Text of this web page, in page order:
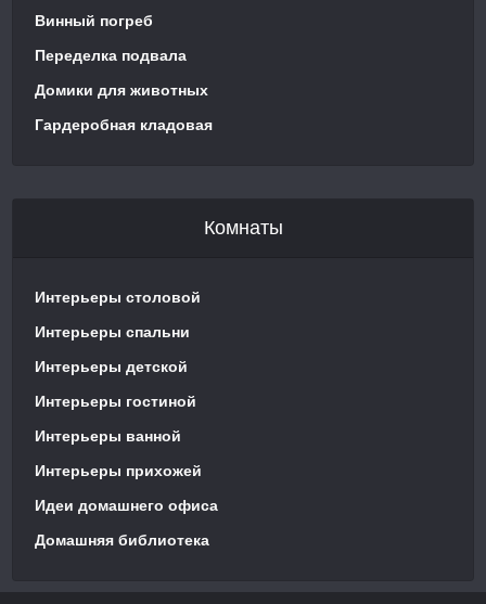
Винный погреб
Переделка подвала
Домики для животных
Гардеробная кладовая
Комнаты
Интерьеры столовой
Интерьеры спальни
Интерьеры детской
Интерьеры гостиной
Интерьеры ванной
Интерьеры прихожей
Идеи домашнего офиса
Домашняя библиотека